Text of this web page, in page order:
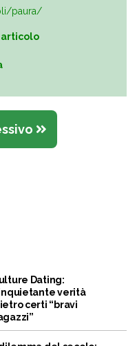
paura/
articolo
Dating:
verità
certi “bravi